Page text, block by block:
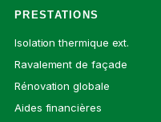
PRESTATIONS
Isolation thermique ext.
Ravalement de façade
Rénovation globale
Aides financières